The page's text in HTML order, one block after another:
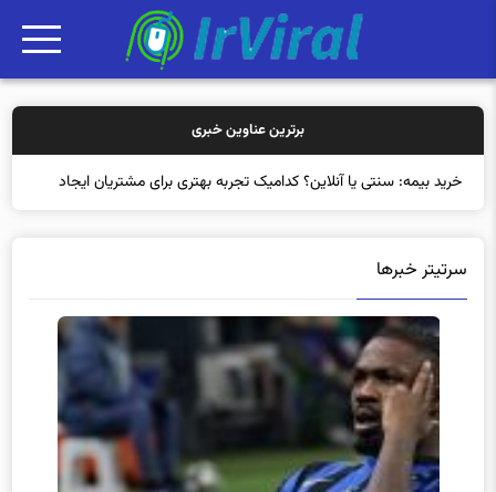
برترین عناوین خبری
خرید بیمه: سنتی یا آنلاین؟ کدامیک تجربه بهتری برای مشتریان ایجاد
سرتیتر خبرها